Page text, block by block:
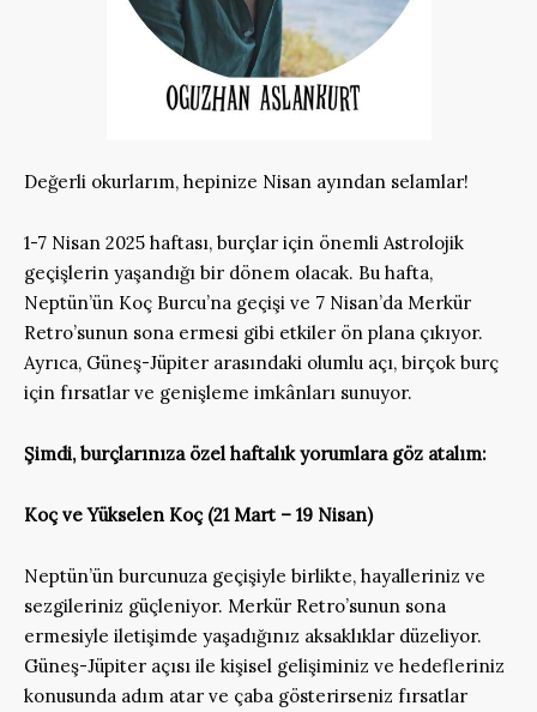
Değerli okurlarım, hepinize Nisan ayından selamlar!
1-7 Nisan 2025 haftası, burçlar için önemli Astrolojik
geçişlerin yaşandığı bir dönem olacak. Bu hafta,
Neptün’ün Koç Burcu’na geçişi ve 7 Nisan’da Merkür
Retro’sunun sona ermesi gibi etkiler ön plana çıkıyor.
Ayrıca, Güneş-Jüpiter arasındaki olumlu açı, birçok burç
için fırsatlar ve genişleme imkânları sunuyor.
Şimdi, burçlarınıza özel haftalık yorumlara göz atalım:
Koç ve Yükselen Koç (21 Mart – 19 Nisan)
Neptün’ün burcunuza geçişiyle birlikte, hayalleriniz ve
sezgileriniz güçleniyor. Merkür Retro’sunun sona
ermesiyle iletişimde yaşadığınız aksaklıklar düzeliyor.
Güneş-Jüpiter açısı ile kişisel gelişiminiz ve hedefleriniz
konusunda adım atar ve çaba gösterirseniz fırsatlar